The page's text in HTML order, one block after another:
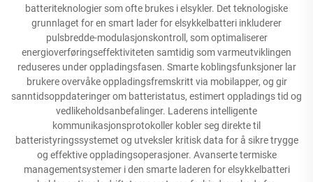
batteriteknologier som ofte brukes i elsykler. Det teknologiske
grunnlaget for en smart lader for elsykkelbatteri inkluderer
pulsbredde-modulasjonskontroll, som optimaliserer
energioverføringseffektiviteten samtidig som varmeutviklingen
reduseres under oppladingsfasen. Smarte koblingsfunksjoner lar
brukere overvåke oppladingsfremskritt via mobilapper, og gir
sanntidsoppdateringer om batteristatus, estimert oppladings tid og
vedlikeholdsanbefalinger. Laderens intelligente
kommunikasjonsprotokoller kobler seg direkte til
batteristyringssystemet og utveksler kritisk data for å sikre trygge
og effektive oppladingsoperasjoner. Avanserte termiske
managementsystemer i den smarte laderen for elsykkelbatteri